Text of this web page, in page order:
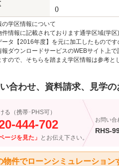
()
学区情報について
件情報に記載されております通学区域(学
ータ【2016年度】を元に加工したもので
報ダウンロードサービスのWEBサイト上
ので、そちらを踏まえ学区情報は参考と
合わせ、資料請求、見学
る（携帯･PHS可）
444-702
ージを見た」 とお伝え下さい。
お問い合
RHS-
物件でローンシミュレーション